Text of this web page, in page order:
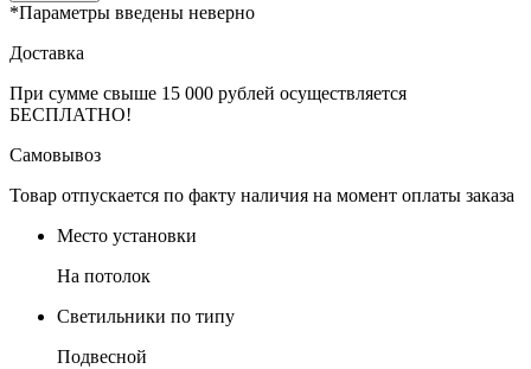
*Параметры введены неверно
Доставка
При сумме свыше 15 000 рублей осуществляется
БЕСПЛАТНО!
Самовывоз
Товар отпускается по факту наличия на момент оплаты заказа
Место установки
На потолок
Светильники по типу
Подвесной